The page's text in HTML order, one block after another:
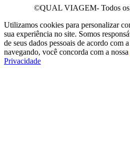
©QUAL VIAGEM- Todos os
Utilizamos cookies para personalizar
sua experiência no site. Somos
de seus dados pessoais de acordo
navegando, você concorda com a nossa
Privacidade